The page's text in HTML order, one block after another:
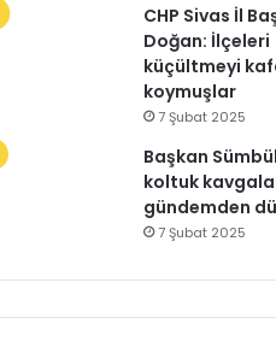
CHP Sivas İl
Doğan: İlçeleri
küçültmeyi
koymuşlar
7 Şubat 2025
Başkan
koltuk
gündemden
7 Şubat 2025